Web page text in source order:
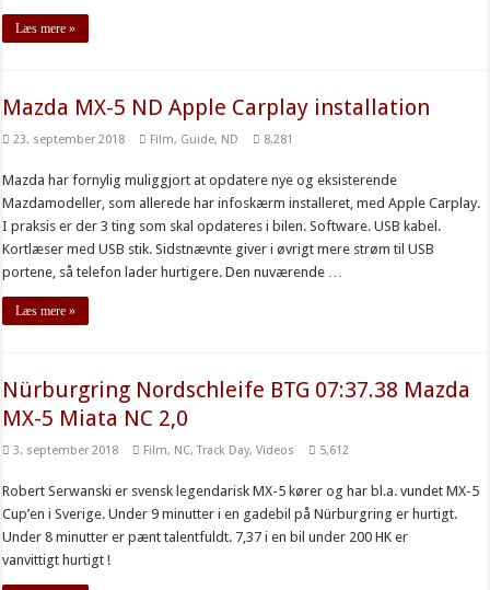
Læs mere »
Mazda MX-5 ND Apple Carplay installation
23. september 2018 Film, Guide, ND 8,281
Mazda har fornylig muliggjort at opdatere nye og eksisterende
Mazdamodeller, som allerede har infoskærm installeret, med Apple Carplay.
I praksis er der 3 ting som skal opdateres i bilen. Software. USB kabel.
Kortlæser med USB stik. Sidstnævnte giver i øvrigt mere strøm til USB
portene, så telefon lader hurtigere. Den nuværende …
Læs mere »
Nürburgring Nordschleife BTG 07:37.38 Mazda
MX-5 Miata NC 2,0
3. september 2018 Film, NC,Track Day,Videos 5,612
Robert Serwanski er svensk legendarisk MX-5 kører og har bl.a. vundet MX-5
Cup’en i Sverige. Under 9 minutter i en gadebil på Nürburgring er hurtigt.
Under 8 minutter er pænt talentfuldt. 7,37 i en bil under 200 HK er
vanvittigt hurtigt !